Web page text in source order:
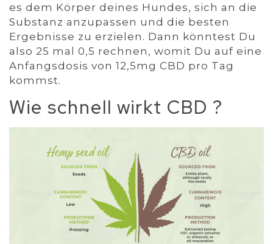
es dem Körper deines Hundes, sich an die
Substanz anzupassen und die besten
Ergebnisse zu erzielen. Dann könntest Du
also 25 mal 0,5 rechnen, womit Du auf eine
Anfangsdosis von 12,5mg CBD pro Tag
kommst.
Wie schnell wirkt CBD ?